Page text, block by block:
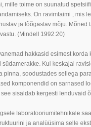
mille toime on suunatud
On ravimtaimi , mis
ja lõõgastav mõju. Mõned
(Mindell 1992:20)
hakkasid esimest
südamerakke. Kui keskajal
pinna, soodustades sellega
komponendid on sarnased
see sisaldab kergesti lenduvaid
laboratooriumitehnikale
ja analüüsima selle